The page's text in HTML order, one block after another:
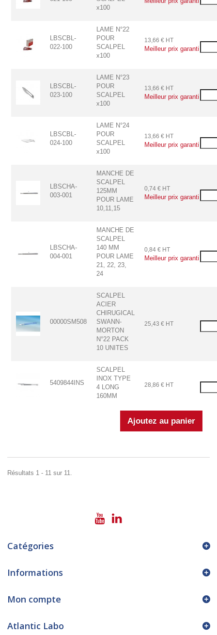
x100
LBSCBL-
022-100
LAME N°22
POUR
SCALPEL
x100
13,66 € HT
Meilleur prix garanti
LBSCBL-
023-100
LAME N°23
POUR
SCALPEL
x100
13,66 € HT
Meilleur prix garanti
LBSCBL-
024-100
LAME N°24
POUR
SCALPEL
x100
13,66 € HT
Meilleur prix garanti
LBSCHA-
003-001
MANCHE DE
SCALPEL
125MM
POUR LAME
10,11,15
0,74 € HT
Meilleur prix garanti
LBSCHA-
004-001
MANCHE DE
SCALPEL
140 MM
POUR LAME
21, 22, 23,
24
0,84 € HT
Meilleur prix garanti
00000SM508
SCALPEL
ACIER
CHIRUGICAL
SWANN-
MORTON
N°22 PACK
10 UNITES
25,43 € HT
5409844INS
SCALPEL
INOX TYPE
4 LONG
160MM
28,86 € HT
Résultats 1 - 11 sur 11.
Catégories
Informations
Mon compte
Atlantic Labo